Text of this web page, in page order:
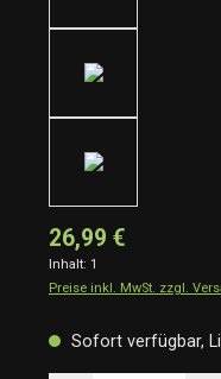
26,99 €
Inhalt: 1
Preise inkl. MwSt. zzgl.
Sofort verfügbar,